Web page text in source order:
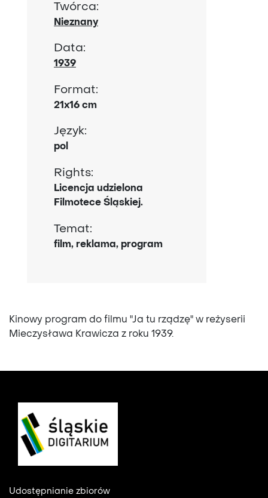
Kinowy program do filmu "Ja tu rządzę" w reżyserii
Mieczysława Krawicza z roku 1939.
Twórca:
Nieznany
Data:
1939
Format:
21x16 cm
Język:
pol
Rights:
Licencja udzielona
Filmotece Śląskiej.
Temat:
film, reklama, program
Footer
Udostępnianie zbiorów